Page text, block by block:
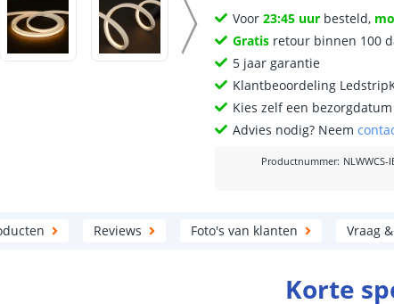
Voor23:45 uur besteld,
Gratis retour binnen 100
5 jaar garantie
Klantbeoordeling
Kies zelf een
Advies nodig? Neem
Productnummer: NLWWCS-
Reviews Foto's van klanten Vraag
Korte